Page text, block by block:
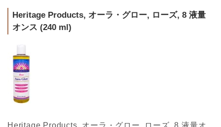
Heritage Products, オーラ・グロー, ローズ, 8 液量
オンス (240 ml)
Heritage Products, オーラ・グロー, ローズ, 8 液量オ